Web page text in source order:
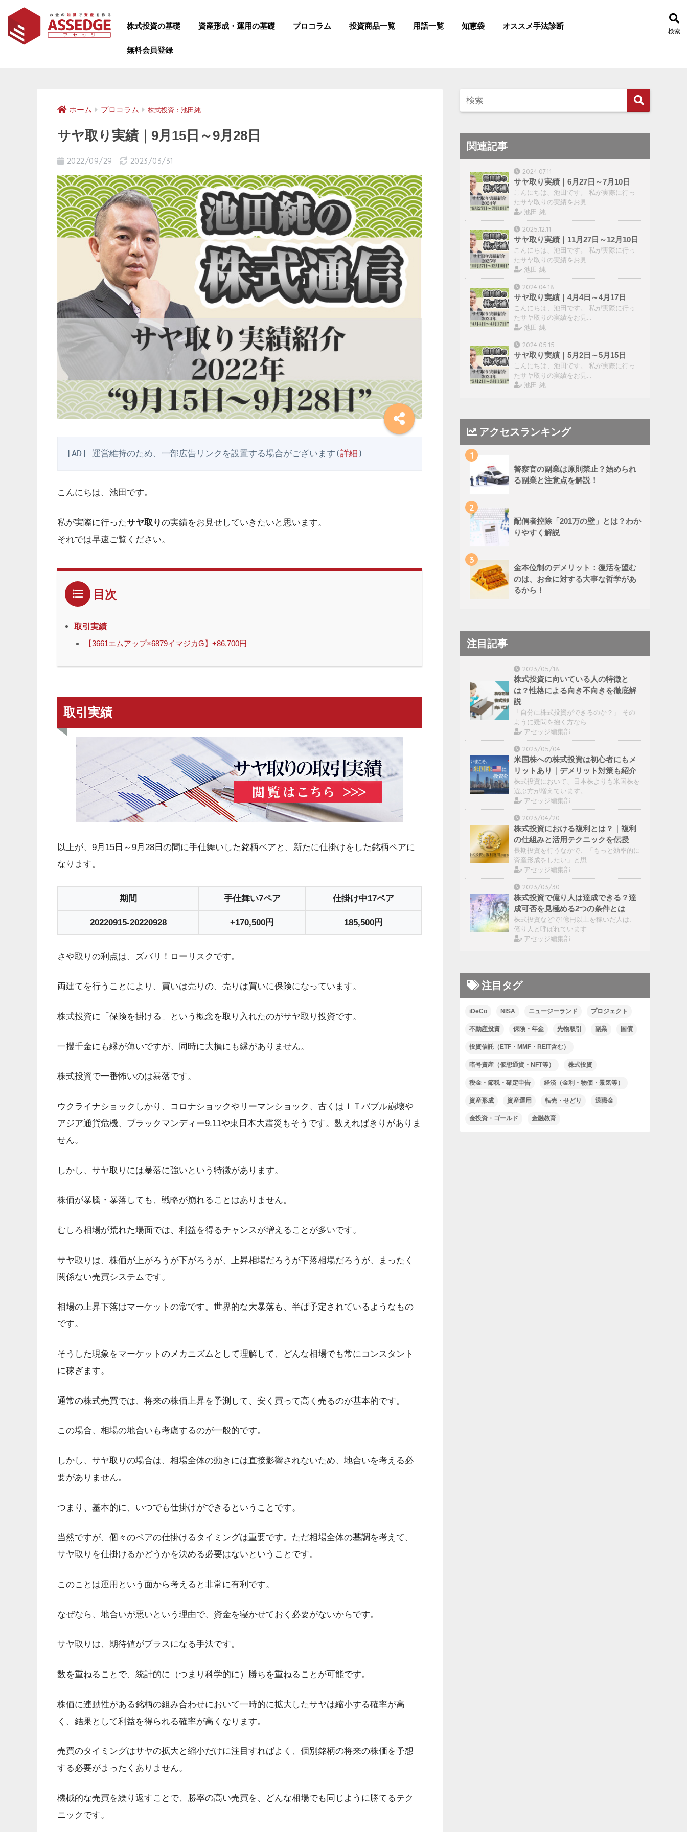
株式投資の基礎 資産形成・運用の基礎 プロコラム 投資商品一覧 用語一覧 知恵袋 オススメ手法診断
無料会員登録
検索
ホーム プロコラム 株式投資：池田純
サヤ取り実績｜9月15日～9月28日
2022/09/29 2023/03/31
[AD] 運営維持のため、一部広告リンクを設置する場合がございます(詳細 )
こんにちは、池田です。
私が実際に行ったサヤ取りの実績をお見せしていきたいと思います。
それでは早速ご覧ください。
目次
取引実績
【3661エムアップ×6879イマジカG】+86,700円
取引実績
以上が、9月15日～9月28日の間に手仕舞いした銘柄ペアと、新たに仕掛けをした銘柄ペアに
なります。
期間 手仕舞い7ペア 仕掛け中17ペア
20220915-20220928 +170,500円 185,500円
さや取りの利点は、ズバリ！ローリスクです。
両建てを行うことにより、買いは売りの、売りは買いに保険になっています。
株式投資に「保険を掛ける」という概念を取り入れたのがサヤ取り投資です。
一攫千金にも縁が薄いですが、同時に大損にも縁がありません。
株式投資で一番怖いのは暴落です。
ウクライナショックしかり、コロナショックやリーマンショック、古くはＩＴバブル崩壊や
アジア通貨危機、ブラックマンディー9.11や東日本大震災もそうです。数えればきりがありま
せん。
しかし、サヤ取りには暴落に強いという特徴があります。
株価が暴騰・暴落しても、戦略が崩れることはありません。
むしろ相場が荒れた場面では、利益を得るチャンスが増えることが多いです。
サヤ取りは、株価が上がろうが下がろうが、上昇相場だろうが下落相場だろうが、まったく
関係ない売買システムです。
相場の上昇下落はマーケットの常です。世界的な大暴落も、半ば予定されているようなもの
です。
そうした現象をマーケットのメカニズムとして理解して、どんな相場でも常にコンスタント
に稼ぎます。
通常の株式売買では、将来の株価上昇を予測して、安く買って高く売るのが基本的です。
この場合、相場の地合いも考慮するのが一般的です。
しかし、サヤ取りの場合は、相場全体の動きには直接影響されないため、地合いを考える必
要がありません。
つまり、基本的に、いつでも仕掛けができるということです。
当然ですが、個々のペアの仕掛けるタイミングは重要です。ただ相場全体の基調を考えて、
サヤ取りを仕掛けるかどうかを決める必要はないということです。
このことは運用という面から考えると非常に有利です。
なぜなら、地合いが悪いという理由で、資金を寝かせておく必要がないからです。
サヤ取りは、期待値がプラスになる手法です。
数を重ねることで、統計的に（つまり科学的に）勝ちを重ねることが可能です。
株価に連動性がある銘柄の組み合わせにおいて一時的に拡大したサヤは縮小する確率が高
く、結果として利益を得られる確率が高くなります。
売買のタイミングはサヤの拡大と縮小だけに注目すればよく、個別銘柄の将来の株価を予想
する必要がまったくありません。
機械的な売買を繰り返すことで、勝率の高い売買を、どんな相場でも同じように勝てるテク
ニックです。
関連記事
2024.07.11
サヤ取り実績｜6月27日～7月10日
こんにちは、池田です。 私が実際に行っ
たサヤ取りの実績をお見…
池田 純
2025.12.11
サヤ取り実績｜11月27日～12月10日
こんにちは、池田です。 私が実際に行っ
たサヤ取りの実績をお見…
池田 純
2024.04.18
サヤ取り実績｜4月4日～4月17日
こんにちは、池田です。 私が実際に行っ
たサヤ取りの実績をお見…
池田 純
2024.05.15
サヤ取り実績｜5月2日～5月15日
こんにちは、池田です。 私が実際に行っ
たサヤ取りの実績をお見…
池田 純
アクセスランキング
1
警察官の副業は原則禁止？始められ
る副業と注意点を解説！
2
配偶者控除「201万の壁」とは？わか
りやすく解説
3
金本位制のデメリット：復活を望む
のは、お金に対する大事な哲学があ
るから！
注目記事
2023/05/18
株式投資に向いている人の特徴と
は？性格による向き不向きを徹底解
説
「自分に株式投資ができるのか？」 その
ように疑問を抱く方なら
アセッジ編集部
2023/05/04
米国株への株式投資は初心者にもメ
リットあり｜デメリット対策も紹介
株式投資において、日本株よりも米国株を
選ぶ方が増えています。
アセッジ編集部
2023/04/20
株式投資における複利とは？｜複利
の仕組みと活用テクニックを伝授
長期投資を行うなかで、「もっと効率的に
資産形成をしたい」と思
アセッジ編集部
2023/03/30
株式投資で億り人は達成できる？達
成可否を見極める2つの条件とは
株式投資などで1億円以上を稼いだ人は、
億り人と呼ばれています
アセッジ編集部
注目タグ
iDeCo NISA ニュージーランド プロジェクト
不動産投資 保険・年金 先物取引 副業 国債
投資信託（ETF・MMF・REIT含む）
暗号資産（仮想通貨・NFT等） 株式投資
税金・節税・確定申告 経済（金利・物価・景気等）
資産形成 資産運用 転売・せどり 退職金
金投資・ゴールド 金融教育